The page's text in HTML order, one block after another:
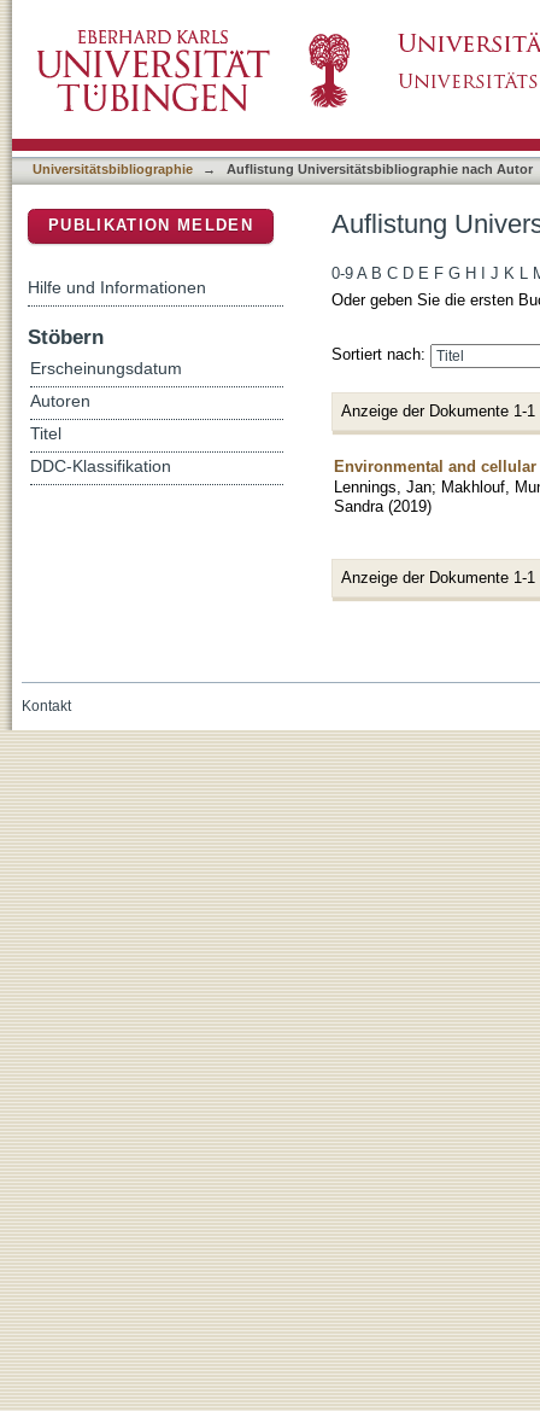
Universitätsbibliographie → Auflistung Universitätsbibliographie nach Autor
Auflistung
0-9 A B C D E F G H J K L
Oder geben Sie die ersten
Sortiert nach:
Anzeige der Dokumente 1-1
Environmental and
Lennings, Jan; Makhlouf,
Sandra (2019)
Anzeige der Dokumente 1-1
PUBLIKATION MELDEN
Hilfe und Informationen
Stöbern
Erscheinungsdatum
Autoren
Titel
DDC-Klassifikation
Kontakt